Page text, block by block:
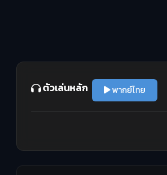
ตัวเล่นหลัก พากย์ไทย